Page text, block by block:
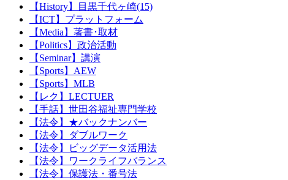
【History】目黒千代ヶ崎(15)
【ICT】プラットフォーム
【Media】著書･取材
【Politics】政治活動
【Seminar】講演
【Sports】AEW
【Sports】MLB
【レク】LECTUER
【手話】世田谷福祉専門学校
【法令】★バックナンバー
【法令】ダブルワーク
【法令】ビッグデータ活用法
【法令】ワークライフバランス
【法令】保護法・番号法